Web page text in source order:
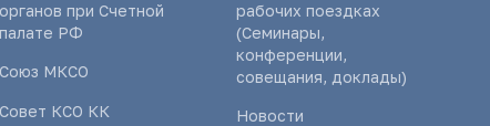
органов при Счетной
палате РФ
Союз МКСО
Совет КСО КК
рабочих поездках
(Семинары,
конференции,
совещания, доклады)
Новости